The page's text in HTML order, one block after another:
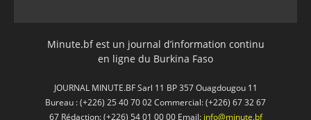
Minute.bf est un journal d’information continu
en ligne du Burkina Faso
JOURNAL MINUTE.BF Sarl 11 BP 357 Ouagdougou 11
Bureau : (+226) 25 40 70 02 Commercial: (+226) 67 32 67
67 Rédaction: (+226) 54 01 00 00 Email: info@minute.bf